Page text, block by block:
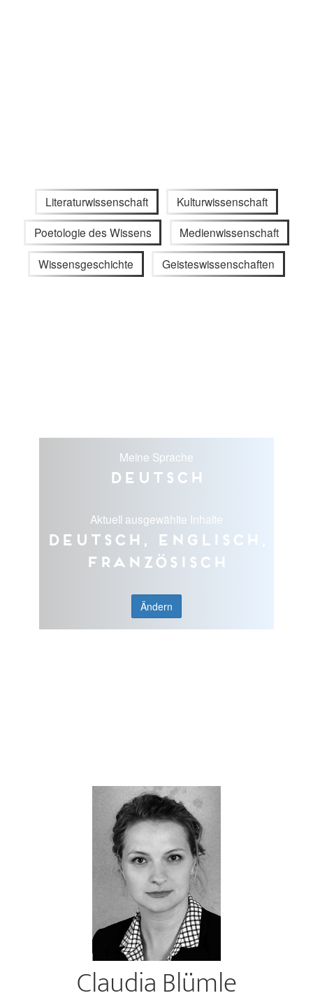
Literaturwissenschaft Kulturwissenschaft
Poetologie des Wissens Medienwissenschaft
Wissensgeschichte Geisteswissenschaften
Meine Sprache
Deutsch
Aktuell ausgewählte Inhalte
Deutsch, Englisch,
Französisch
Ändern
Claudia Blümle